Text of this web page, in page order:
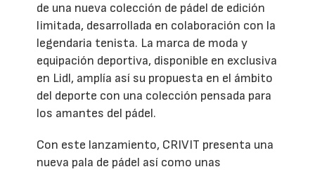
de una nueva colección de pádel de edición
limitada, desarrollada en colaboración con la
legendaria tenista. La marca de moda y
equipación deportiva, disponible en exclusiva
en Lidl, amplía así su propuesta en el ámbito
del deporte con una colección pensada para
los amantes del pádel.
Con este lanzamiento, CRIVIT presenta una
nueva pala de pádel así como unas